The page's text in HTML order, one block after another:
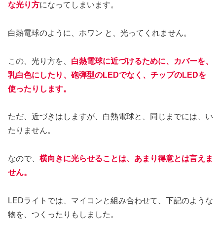
な光り方になってしまいます。
白熱電球のように、ホワン と、光ってくれません。
この、光り方を、 白熱電球に近づけるために、カバーを、
乳白色にしたり、砲弾型のLEDでなく、チップのLEDを
使ったりします。
ただ、近づきはしますが、白熱電球と、同じまでには、い
たりません。
なので、 横向きに光らせることは、あまり得意とは言えま
せん。
LEDライトでは、マイコンと組み合わせて、下記のような
物を、つくったりもしました。